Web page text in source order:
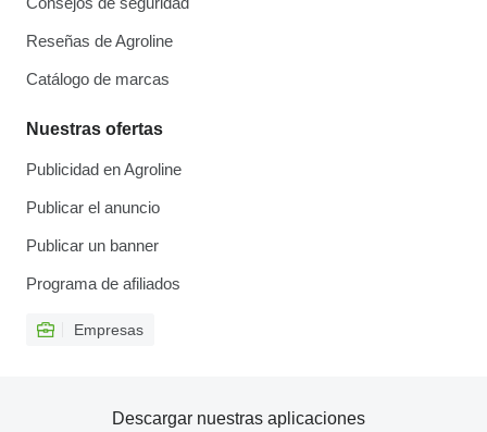
Reseñas de Agroline
Catálogo de marcas
Nuestras ofertas
Publicidad en Agroline
Publicar el anuncio
Publicar un banner
Programa de afiliados
Empresas
Descargar nuestras aplicaciones